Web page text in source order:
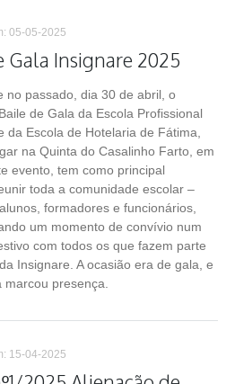
05-05-2025
Gala Insignare 2025
no passado, dia 30 de abril, o
de Gala da Escola Profissional
da Escola de Hotelaria de Fátima,
na Quinta do Casalinho Farto, em
evento, tem como principal
toda a comunidade escolar –
formadores e funcionários,
um momento de convívio num
com todos os que fazem parte
Insignare. A ocasião era de gala, e
marcou presença.
15-04-2025